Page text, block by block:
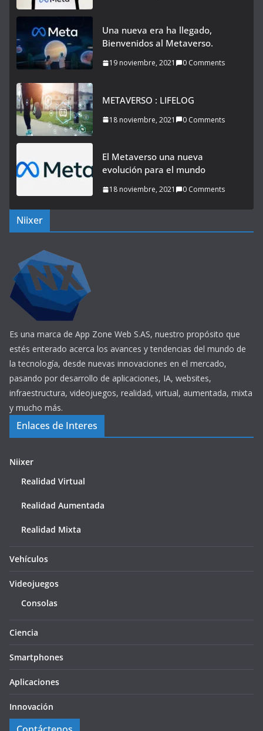
Una nueva era ha llegado,
Bienvenidos al Metaverso.
19 noviembre, 2021 0 Comments
METAVERSO : LIFELOG
18 noviembre, 2021 0 Comments
El Metaverso una nueva
evolución para el mundo
18 noviembre, 2021 0 Comments
Niixer
Es una marca de App Zone Web S.AS, nuestro propósito que
estés enterado acerca los avances y tendencias del mundo de
la tecnología, desde nuevas innovaciones en el mercado,
pasando por desarrollo de aplicaciones, IA, websites,
infraestructura, videojuegos, realidad, virtual, aumentada, mixta
y mucho más.
Enlaces de Interes
Niixer
Realidad Virtual
Realidad Aumentada
Realidad Mixta
Vehículos
Videojuegos
Consolas
Ciencia
Smartphones
Aplicaciones
Innovación